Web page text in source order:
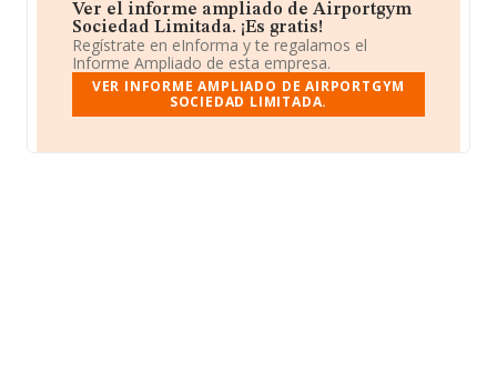
Ver el informe ampliado de Airportgym
Sociedad Limitada. ¡Es gratis!
Regístrate en eInforma y te regalamos el
Informe Ampliado de esta empresa.
VER INFORME AMPLIADO DE AIRPORTGYM
SOCIEDAD LIMITADA.